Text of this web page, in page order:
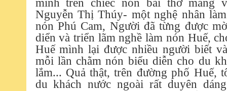
Nguyễn Thị Thúy- một nghệ nhân
nón Phú Cam, Người đã từng được
diển và triển lãm nghề làm nón Huế,
Huế mình lại được nhiều người biết
mỗi lần chằm nón biểu diễn cho du
lắm... Quả thật, trên đường phố Huế,
du khách nước ngoài rất duyên